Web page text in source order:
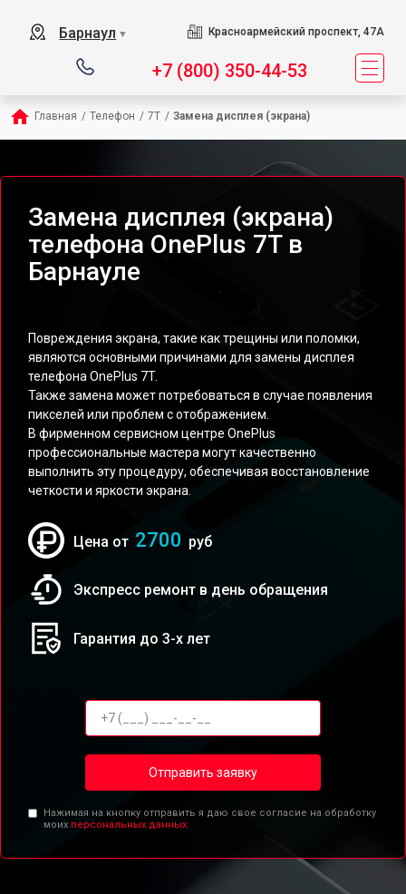
Барнаул ▼ Красноармейский проспект, 47А
+7 (800) 350-44-53
Главная / Телефон / 7T / Замена дисплея (экрана)
Замена дисплея (экрана)
телефона OnePlus 7T в
Барнауле
Повреждения экрана, такие как трещины или поломки,
являются основными причинами для замены дисплея
телефона OnePlus 7T.
Также замена может потребоваться в случае появления
пикселей или проблем с отображением.
В фирменном сервисном центре OnePlus
профессиональные мастера могут качественно
выполнить эту процедуру, обеспечивая восстановление
четкости и яркости экрана.
Цена от 2700 руб
Экспресс ремонт в день обращения
Гарантия до 3-х лет
Отправить заявку
Нажимая на кнопку отправить я даю свое согласие на обработку
моих персональных данных.